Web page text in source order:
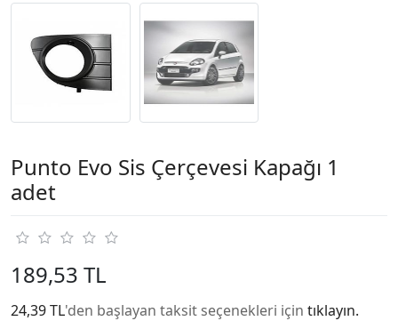
Punto Evo Sis Çerçevesi Kapağı 1
adet
189,53 TL
24,39 TL'den başlayan taksit seçenekleri için tıklayın.